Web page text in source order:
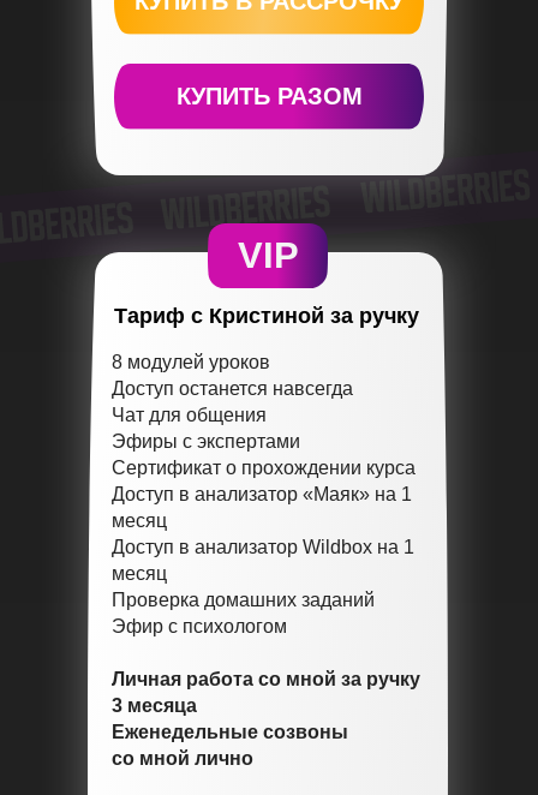
КУПИТЬ РАЗОМ
VIP
Тариф с Кристиной за ручку
8 модулей уроков
Доступ останется навсегда
Чат для общения
Эфиры с экспертами
Сертификат о прохождении курса
Доступ в анализатор «Маяк» на 1
месяц
Доступ в анализатор Wildbox на 1
месяц
Проверка домашних заданий
Эфир с психологом
Личная работа со мной за ручку
3 месяца
Еженедельные созвоны
со мной лично